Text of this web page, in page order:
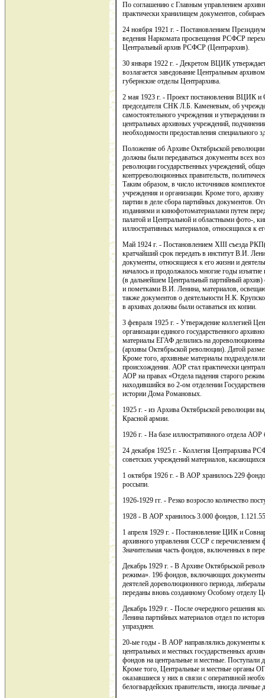
По соглашению с Главным управлением
практически хранилищем документов,
24 ноября 1921 г. - Постановлением
ведения Наркомата просвещения РСФСР
Центральный архив РСФСР (Центрархив).
30 января 1922 г. - Декретом ВЦИК
возлагается заведование Центральным
губернские отделы Центрархива.
2 мая 1923 г. - Проект постановления ВЦИК
председателя СНК Л.Б. Каменевым, об
самостоятельного учреждения и утверждении
центральных архивных учреждений,
необходимости предоставления специального
Положение об Архиве Октябрьской революции
должны были передаваться документы всех
революции государственных учреждений,
контрреволюционных правительств,
Таким образом, в число источников
учреждения и организации. Кроме того,
партии в деле сбора партийных документов.
изданиями и кинофотоматериалами путем
палатой и Центральной и областными фото-,
иллюстративных материалов, относящихся к
Май 1924 г. - Постановлением XIII съезда
кратчайший срок передать в институт В.И.
документы, относящиеся к его жизни и
началось и продолжалось многие годы
(в дальнейшем Центральный партийный
и пометками В.И. Ленина, материалов,
также документов о деятельности Н.К.
в архивах должны были оставаться их копии.
3 февраля 1925 г. - Утверждение коллегией
организации единого государственного
материалы ЕГАФ делились на
(архивы Октябрьской революции). Датой
Кроме того, архивные материалы
происхождения. АОР стал практически
АОР на правах «Отдела падения старого
находившийся во 2-ом отделении
истории Дома Романовых.
1925 г. - из Архива Октябрьской революции
Красной армии.
1926 г. - На базе иллюстративного отдела
24 декабря 1925 г. - Коллегия Центрархива
советских учреждений материалов,
1 октября 1926 г. - В АОР хранилось 229
россыпи.
1926-1929 гг. - Резко возросло количество
1928 - В АОР хранилось 3.000 фондов,
1 апреля 1929 г. - Постановление ЦИК и
архивного управления СССР с
Значительная часть фондов, включенных в
Декабрь 1929 г. - В Архиве Октябрьской
режима». 196 фондов, включающих документы
деятелей дореволюционного периода,
переданы вновь созданному Особому отделу
Декабрь 1929 г. - После очередного решения
Ленина партийных материалов отдел по
упразднен.
20-ые годы - В АОР направлялись документы
центральных и местных государственных
фондов на центральные и местные. Поступали
Кроме того, Центральные и местные органы
оказавшиеся у них в связи с оперативной
белогвардейских правительств, иногда личные